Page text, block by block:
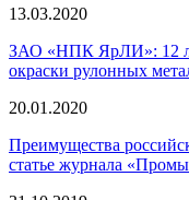
13.03.2020
ЗАО «НПК ЯрЛИ»: 12
окраски рулонных
20.01.2020
Преимущества
статье журнала